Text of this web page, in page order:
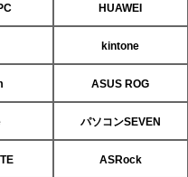
HUAWEI
kintone
ASUS ROG
パソコンSEVEN
ASRock